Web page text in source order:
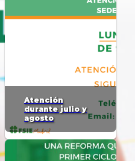
Atención
durante julio y
agosto